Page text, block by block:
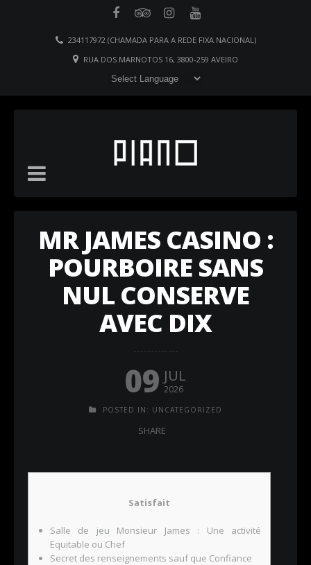
234117972 (CHAMADA PARA A REDE FIXA NACIONAL)
RUA DOS MARNOTOS 16, 3800-259 AVEIRO
MR JAMES CASINO :
POURBOIRE SANS
NUL CONSERVE
AVEC DIX
09 JUL
2026
POSTED IN: UNCATEGORIZED
SHARE
Satisfait
Salle de jeu Monsieur James : Une activité
Equitable ou Chef
Secret des renseignements sauf que Confiance